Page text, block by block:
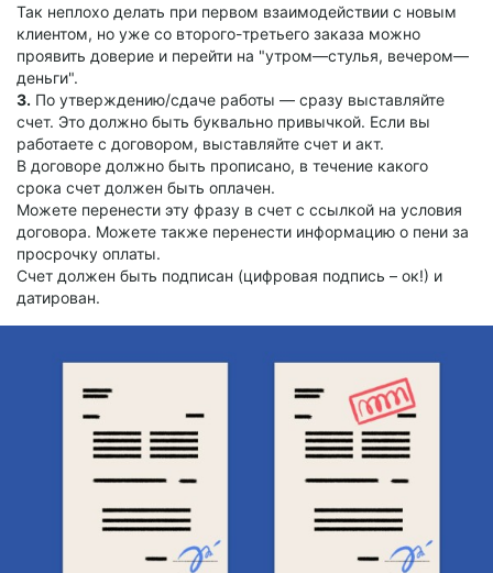
Так неплохо делать при первом взаимодействии с новым
клиентом, но уже со второго-третьего заказа можно
проявить доверие и перейти на "утром—стулья, вечером—
деньги".
3. По утверждению/сдаче работы — сразу выставляйте
счет. Это должно быть буквально привычкой. Если вы
работаете с договором, выставляйте счет и акт.
В договоре должно быть прописано, в течение какого
срока счет должен быть оплачен.
Можете перенести эту фразу в счет с ссылкой на условия
договора. Можете также перенести информацию о пени за
просрочку оплаты.
Счет должен быть подписан (цифровая подпись – ок!) и
датирован.